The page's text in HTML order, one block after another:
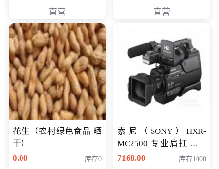
直营 直营
花生（农村绿色食品 晒
干）
0.00
库存0
索尼（SONY）HXR-
MC2500 专业肩扛式存
储卡全高清摄录一体机
7168.00 库存1000